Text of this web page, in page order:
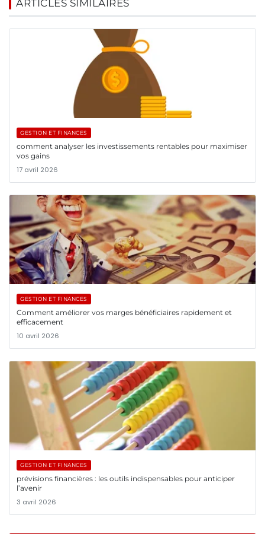
ARTICLES SIMILAIRES
GESTION ET FINANCES
comment analyser les investissements rentables pour maximiser
vos gains
17 avril 2026
GESTION ET FINANCES
Comment améliorer vos marges bénéficiaires rapidement et
efficacement
10 avril 2026
GESTION ET FINANCES
prévisions financières : les outils indispensables pour anticiper
l’avenir
3 avril 2026